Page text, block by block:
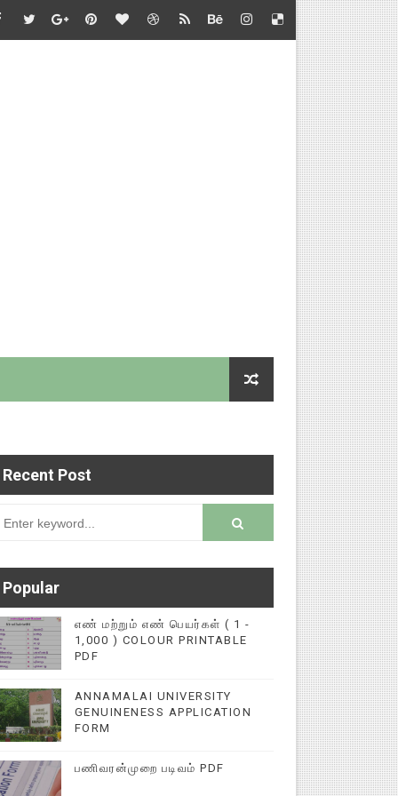
- வழிகாட்டி நெறிமுறைகள் சார்பு - தொடக்கக் கல்வி
சார்பு - பள்ளிக்கல்வி இயக்குநர் செயல்முறைகள்
- அறிவுரை வழங்குதல் சார்பு - தொடக்கக் கல்வி இயக்குநர்
இணையதளத்தில் பதிவு செய்ய 9345616572
Recent Post
Popular
எண் மற்றும் எண் பெயர்கள் ( 1 -
1,000 ) COLOUR PRINTABLE
PDF
ANNAMALAI UNIVERSITY
GENUINENESS APPLICATION
FORM
பணிவரன்முறை படிவம் PDF